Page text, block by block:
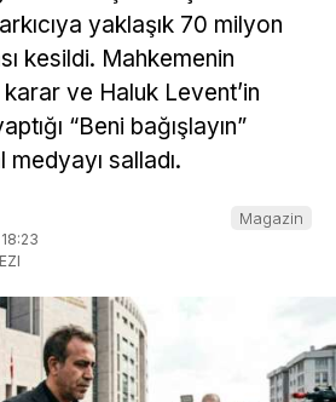
yaklaşık 70 milyon
kesildi. Mahkemenin
ve Haluk Levent’in
“Beni bağışlayın”
medyayı salladı.
Magazin